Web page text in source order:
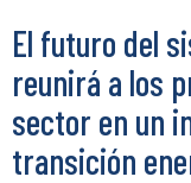
El futuro del
reunirá a los
sector en un
transición